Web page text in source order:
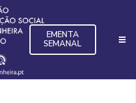
EMENTA
SEMANAL